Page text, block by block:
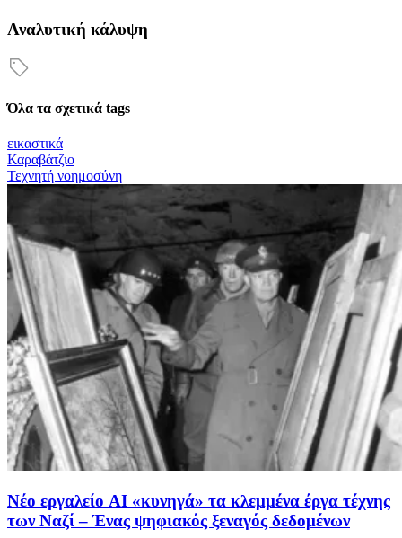
Αναλυτική κάλυψη
Όλα τα σχετικά tags
εικαστικά
Καραβάτζιο
Τεχνητή νοημοσύνη
Nέο εργαλείο AI «κυνηγά» τα κλεμμένα έργα τέχνης
των Ναζί – Ένας ψηφιακός ξεναγός δεδομένων